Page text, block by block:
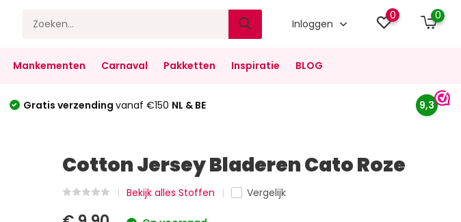
Inloggen
0 0
Mankementen Carnaval Pakketten Inspiratie BLOG
Gratis verzending vanaf €150 NL & BE 9,3
Cotton Jersey Bladeren Cato Roze
Bekijk alles Stoffen Vergelijk